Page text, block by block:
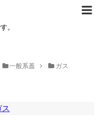
。
一般系蓋 ガス
ス